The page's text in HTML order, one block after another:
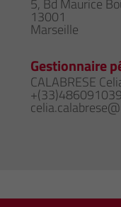
5, Bd Maurice
13001
Marseille
Gestionnaire
CALABRESE
+(33)486091039